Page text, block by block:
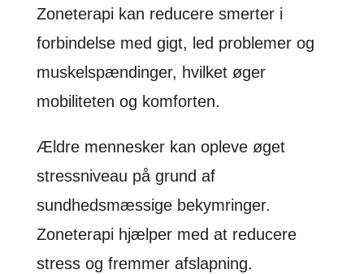
Zoneterapi kan reducere smerter i
forbindelse med gigt, led problemer og
muskelspændinger, hvilket øger
mobiliteten og komforten.
Ældre mennesker kan opleve øget
stressniveau på grund af
sundhedsmæssige bekymringer.
Zoneterapi hjælper med at reducere
stress og fremmer afslapning.